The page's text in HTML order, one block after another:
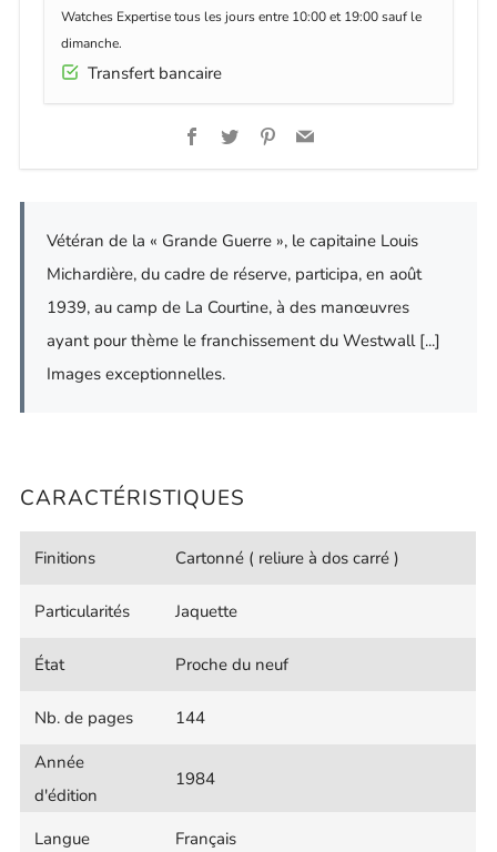
Watches Expertise tous les jours entre 10:00 et 19:00 sauf le
dimanche.
Transfert bancaire
Facebook
TwitterPinterest
Email
Vétéran de la « Grande Guerre », le capitaine Louis
Michardière, du cadre de réserve, participa, en août
1939, au camp de La Courtine, à des manœuvres
ayant pour thème le franchissement du Westwall [...]
Images exceptionnelles.
CARACTÉRISTIQUES
Finitions Cartonné ( reliure à dos carré )
Particularités Jaquette
État Proche du neuf
Nb. de pages
144
Année
d'édition
1984
Langue Français